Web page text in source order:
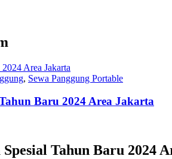
, Sewa Panggung Portable
Baru 2024 Area Jakarta
Tahun Baru 2024